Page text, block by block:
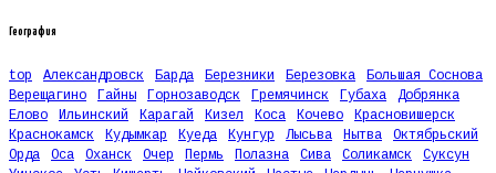
География
top Александровск Барда Березники Березовка
Большая Соснова
Верещагино
Гайны Горнозаводск Гремячинск Губаха
Добрянка
Елово
Ильинский Карагай Кизел Коса Кочево
Красновишерск
Краснокамск
Кудымкар Куеда Кунгур Лысьва Нытва
Октябрьский
Орда
Оса Оханск Очер Пермь Полазна Сива Соликамск
Суксун